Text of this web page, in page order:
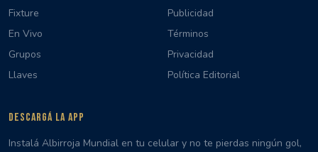
Fixture
En Vivo
Grupos
Llaves
Publicidad
Términos
Privacidad
Política Editorial
DESCARGÁ LA APP
Instalá Albirroja Mundial en tu celular y no te pierdas ningún gol,